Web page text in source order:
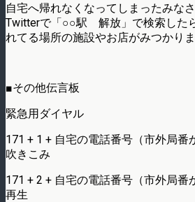
自宅へ帰れなくなってしまったみな
Twitterで「○○駅 解放」で検索した
れてる場所の施設やお店がみつかり
■その他伝言板
緊急用ダイヤル
171 + 1 + 自宅の電話番号（市外局番
吹きこみ
171 + 2 + 自宅の電話番号（市外局番
再生